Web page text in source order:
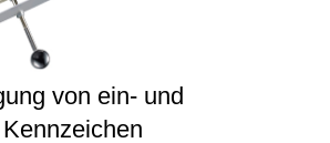
von ein- und